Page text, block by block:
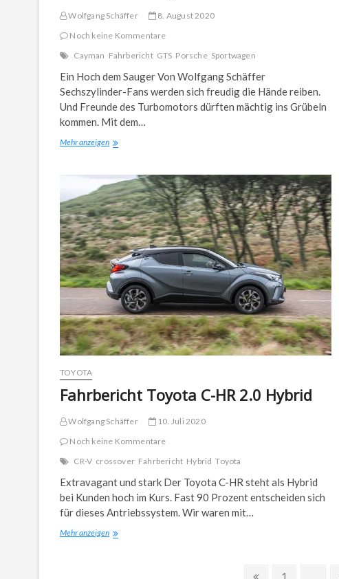
Wolfgang Schäffer
8. August 2020
Noch keine Kommentare
Cayman Fahrbericht GTS Porsche Sportwagen
Ein Hoch dem Sauger Von Wolfgang Schäffer
Sechszylinder-Fans werden sich freudig die Hände reiben.
Und Freunde des Turbomotors dürften mächtig ins Grübeln
kommen. Mit dem…
Mehr anzeigenPorsche
GTS
TOYOTA
Fahrbericht Toyota C-HR 2.0 Hybrid
Wolfgang Schäffer
10. Juli 2020
Noch keine Kommentare
CR-V crossover Fahrbericht Hybrid Toyota
Extravagant und stark Der Toyota C-HR steht als Hybrid
bei Kunden hoch im Kurs. Fast 90 Prozent entscheiden sich
für dieses Antriebssystem. Wir waren mit…
Mehr anzeigenFahrbericht
Previous
Page
1